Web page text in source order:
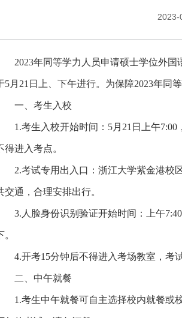
2023-
2023年同等学力人员申请硕士学位外
5月 21 日上、下午进行。为保障2023年同
一、考生入校
1.考生入校开始时间： 5月 21 日上午7:00
得进入考点。
2.考试专用出入口：浙江大学紫金港校
交通，合理安排出行。
3. 人脸身份识别验证开始时间：上午7:40
。
4.开考15分钟后不得进入考场教室，考
二、中午就餐
1.考生中午就餐可自主选择校内就餐或